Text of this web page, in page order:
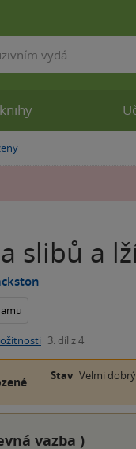
slibů a
3. díl z 4
Stav Velmi dobrý
vazba )